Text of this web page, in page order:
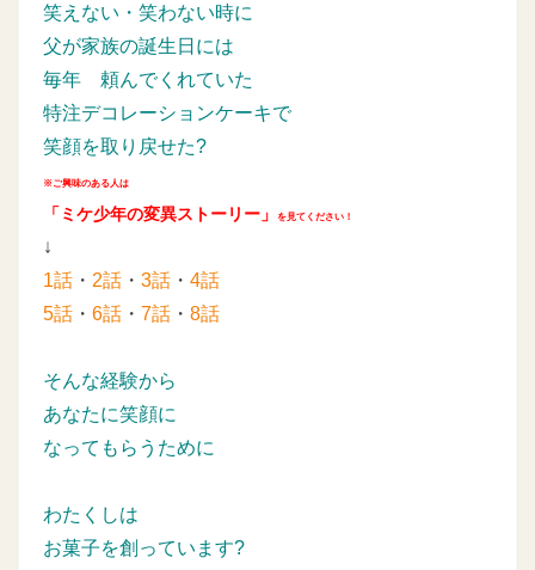
笑えない・笑わない時に
父が家族の誕生日には
毎年 頼んでくれていた
特注デコレーションケーキで
笑顔を取り戻せた?
※ご興味のある人は
「ミケ少年の変異ストーリー」 を見てください！
↓
1話 ・ 2話 ・ 3話 ・ 4話
5話 ・ 6話 ・ 7話 ・ 8話
そんな経験から
あなたに笑顔に
なってもらうために
わたくしは
お菓子を創っています?